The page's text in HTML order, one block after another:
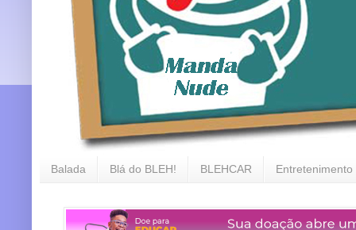
Balada Blá do BLEH! BLEHCAR Entretenimento